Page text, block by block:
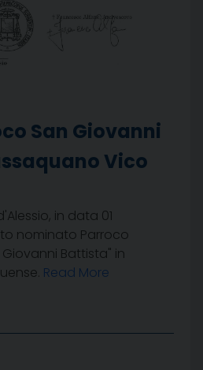
San Giovanni
Vico
in data 01
nominato Parroco
Battista" in
Read More